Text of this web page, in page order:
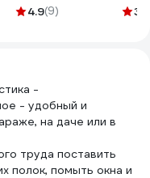
оранжевая MILL
4.9(9)
3.8
-
- удобный и
на даче или в
труда поставить
полок, помыть окна и